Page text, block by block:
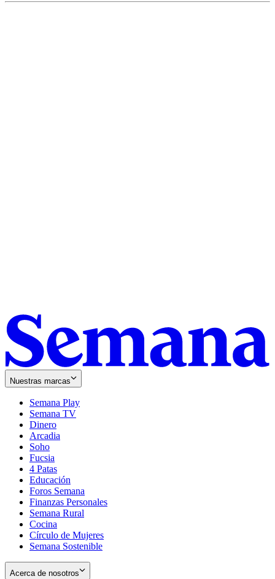
Nuestras marcas
Semana Play
Semana TV
Dinero
Arcadia
Soho
in
new
window
Fucsia
in
new
window
4 Patas
Educación
Foros Semana
Finanzas Personales
Semana Rural
Cocina
Círculo de Mujeres
Semana Sostenible
Acerca de nosotros